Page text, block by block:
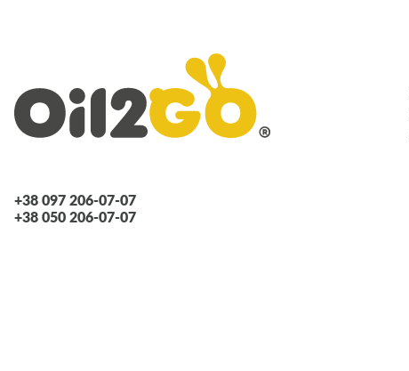
+38 097 206-07-07
+38 050 206-07-07